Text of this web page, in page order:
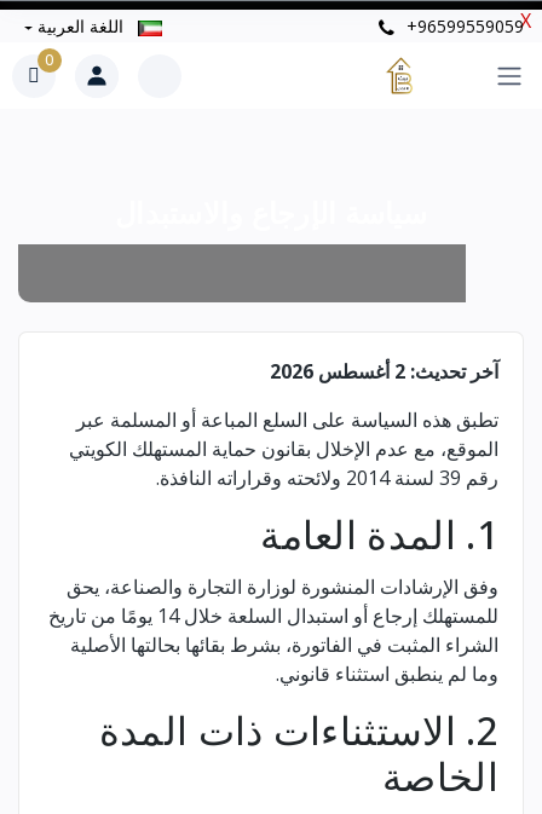
X
+96599559059 اللغة العربية
0
آخر تحديث: 2 أغسطس 2026
تطبق هذه السياسة على السلع المباعة أو المسلمة عبر
الموقع، مع عدم الإخلال بقانون حماية المستهلك الكويتي
رقم 39 لسنة 2014 ولائحته وقراراته النافذة.
1. المدة العامة
وفق الإرشادات المنشورة لوزارة التجارة والصناعة، يحق
للمستهلك إرجاع أو استبدال السلعة خلال 14 يومًا من تاريخ
الشراء المثبت في الفاتورة، بشرط بقائها بحالتها الأصلية
وما لم ينطبق استثناء قانوني.
2. الاستثناءات ذات المدة
الخاصة